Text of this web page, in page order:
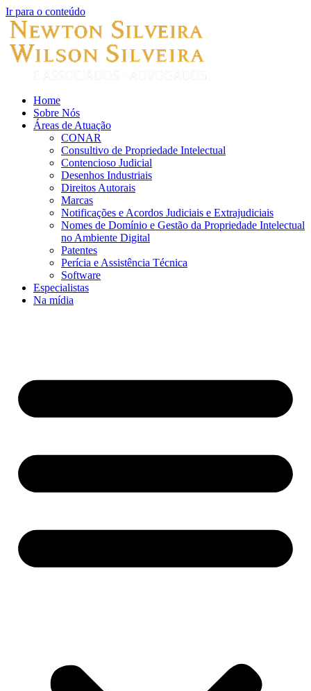
Ir para o conteúdo
Home
Sobre Nós
Áreas de Atuação
CONAR
Consultivo de Propriedade Intelectual
Contencioso Judicial
Desenhos Industriais
Direitos Autorais
Marcas
Notificações e Acordos Judiciais e Extrajudiciais
Nomes de Domínio e Gestão da Propriedade Intelectual
no Ambiente Digital
Patentes
Perícia e Assistência Técnica
Software
Especialistas
Na mídia